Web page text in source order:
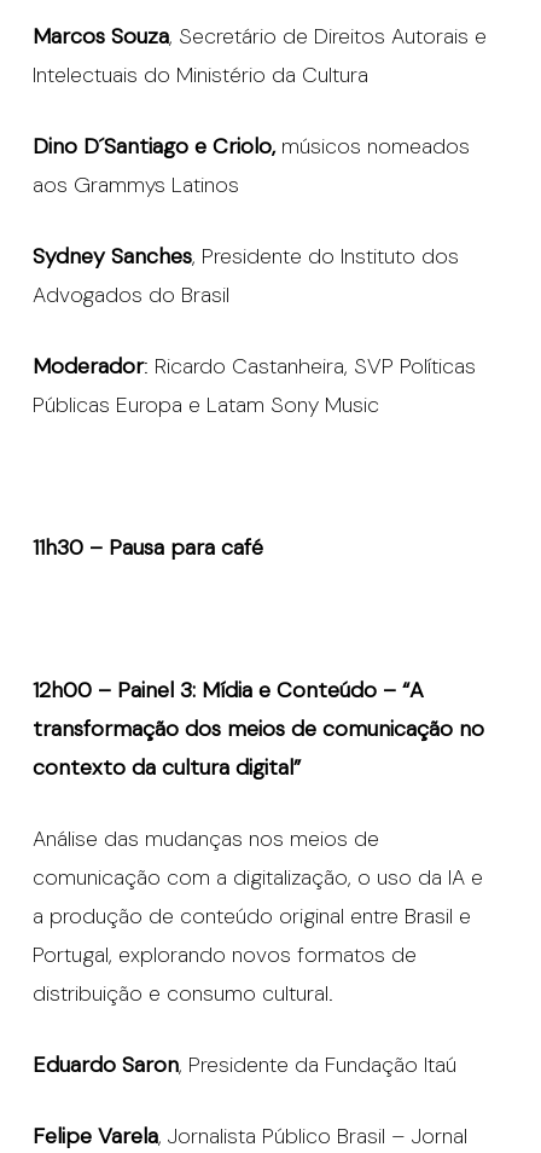
Marcos Souza, Secretário de Direitos Autorais e
Intelectuais do Ministério da Cultura
Dino D´Santiago e Criolo,músicos nomeados
aos Grammys Latinos
Sydney Sanches, Presidente do Instituto dos
Advogados do Brasil
Moderador: Ricardo Castanheira, SVP Políticas
Públicas Europa e Latam Sony Music
11h30 – Pausa para café
12h00 – Painel 3: Mídia e Conteúdo – “A
transformação dos meios de comunicação no
contexto da cultura digital”
Análise das mudanças nos meios de
comunicação com a digitalização, o uso da IA e
a produção de conteúdo original entre Brasil e
Portugal, explorando novos formatos de
distribuição e consumo cultural.
Eduardo Saron, Presidente da Fundação Itaú
Felipe Varela, Jornalista Público Brasil – Jornal